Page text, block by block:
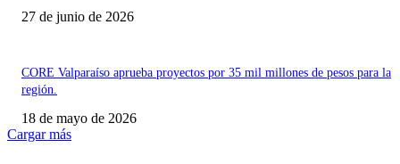
27 de junio de 2026
CORE Valparaíso aprueba proyectos por 35 mil millones de pesos para la
región.
18 de mayo de 2026
Cargar más